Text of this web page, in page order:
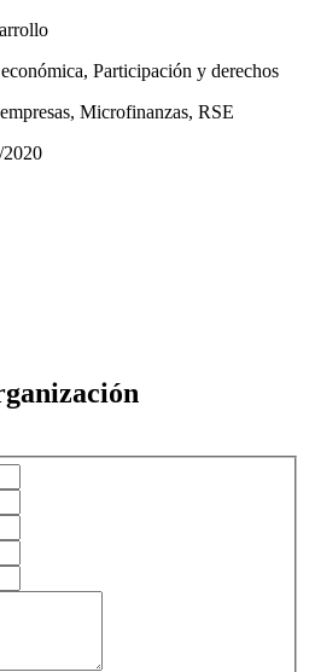
Participación y derechos
Microfinanzas, RSE
2020